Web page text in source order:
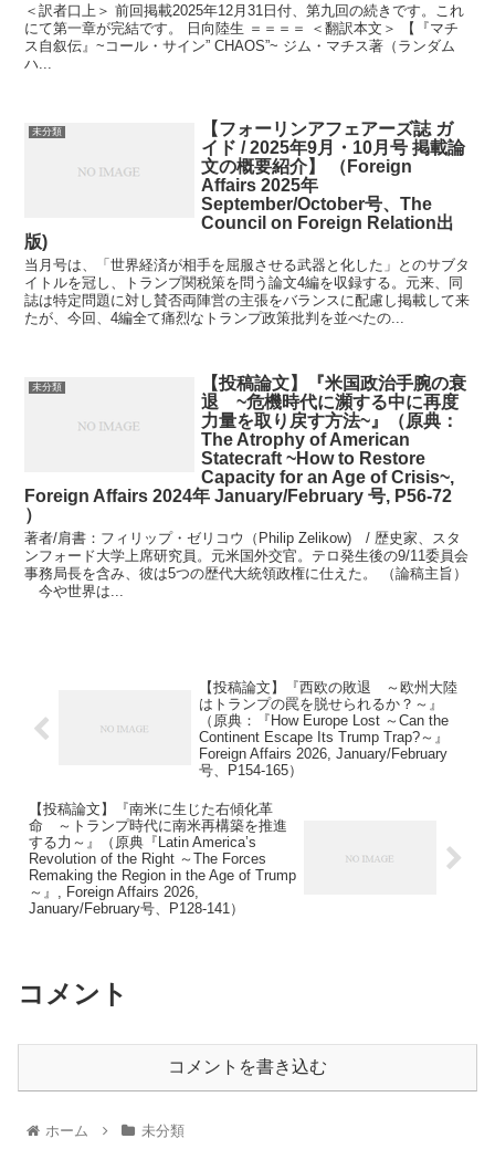
＜訳者口上＞ 前回掲載2025年12月31日付、第九回の続きです。これ
にて第一章が完結です。 日向陸生 ＝＝＝＝ ＜翻訳本文＞ 【『マチ
ス自叙伝』~コール・サイン” CHAOS”~ ジム・マチス著（ランダム
ハ...
未分類
【フォーリンアフェアーズ誌 ガ
イド / 2025年9月・10月号 掲載論
文の概要紹介】 （Foreign
Affairs 2025年
September/October号、The
Council on Foreign Relation出
版)
当月号は、「世界経済が相手を屈服させる武器と化した」とのサブタ
イトルを冠し、トランプ関税策を問う論文4編を収録する。元来、同
誌は特定問題に対し賛否両陣営の主張をバランスに配慮し掲載して来
たが、今回、4編全て痛烈なトランプ政策批判を並べたの...
未分類
【投稿論文】『米国政治手腕の衰
退 ~危機時代に瀕する中に再度
力量を取り戻す方法~』（原典：
The Atrophy of American
Statecraft ~How to Restore
Capacity for an Age of Crisis~,
Foreign Affairs 2024年 January/February 号, P56-72
）
著者/肩書：フィリップ・ゼリコウ（Philip Zelikow) / 歴史家、スタ
ンフォード大学上席研究員。元米国外交官。テロ発生後の9/11委員会
事務局長を含み、彼は5つの歴代大統領政権に仕えた。 （論稿主旨）
今や世界は...
【投稿論文】『西欧の敗退 ～欧州大陸
はトランプの罠を脱せられるか？～』
（原典：『How Europe Lost ～Can the
Continent Escape Its Trump Trap?～』
Foreign Affairs 2026, January/February
号、P154-165）
【投稿論文】『南米に生じた右傾化革
命 ～トランプ時代に南米再構築を推進
する力～』（原典『Latin America’s
Revolution of the Right ～The Forces
Remaking the Region in the Age of Trump
～』, Foreign Affairs 2026,
January/February号、P128-141）
コメント
コメントを書き込む
ホーム 未分類